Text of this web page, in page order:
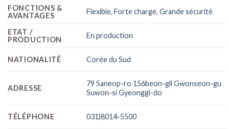
FONCTIONS &
AVANTAGES
Flexible,Forte charge,Grande sécurité
ETAT /
PRODUCTION
En production
NATIONALITÉ Corée du Sud
ADRESSE
79 Saneop-ro 156beon-gil Gwonseon-gu
Suwon-si Gyeonggi-do
TÉLÉPHONE 031)8014-5500